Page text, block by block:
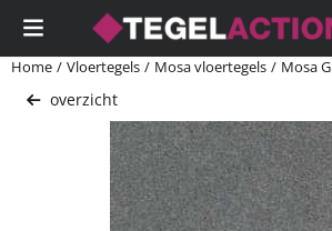
Cookievoorkeuren zijn momenteel gesloten.
Home / Vloertegels / Mosa vloertegels / Mosa
overzicht